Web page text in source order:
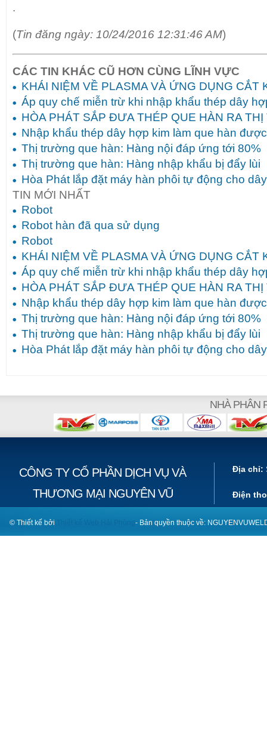
.
(Tin đăng ngày: 10/24/2016 12:31:46 AM)
CÁC TIN KHÁC CŨ HƠN CÙNG LĨNH VỰC
KHÁI NIỆM VỀ PLASMA VÀ ỨNG DỤNG CẮT
Áp quy chế miễn trừ khi nhập khẩu thép dây
HÒA PHÁT SẮP ĐƯA THÉP QUE HÀN RA
Nhập khẩu thép dây hợp kim làm que hàn
Thị trường que hàn: Hàng nội đáp ứng tới 80%
Thị trường que hàn: Hàng nhập khẩu bị đẩy lùi
Hòa Phát lắp đặt máy hàn phôi tự động cho
TIN MỚI NHẤT
Robot
Robot hàn đã qua sử dụng
Robot
KHÁI NIỆM VỀ PLASMA VÀ ỨNG DỤNG CẮT
Áp quy chế miễn trừ khi nhập khẩu thép dây
HÒA PHÁT SẮP ĐƯA THÉP QUE HÀN RA
Nhập khẩu thép dây hợp kim làm que hàn
Thị trường que hàn: Hàng nội đáp ứng tới 80%
Thị trường que hàn: Hàng nhập khẩu bị đẩy lùi
Hòa Phát lắp đặt máy hàn phôi tự động cho
NHÀ PHÂN
CÔNG TY CỔ PHẦN DỊCH VỤ VÀ
THƯƠNG MẠI NGUYÊN VŨ
Địa chỉ:
Điện
© Thiết kế bởi - Bản quyền thuộc về: